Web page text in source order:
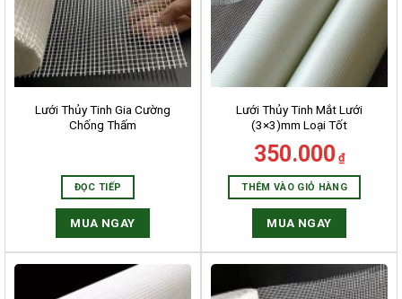
Lưới Thủy Tinh Gia Cường
Chống Thấm
ĐỌC TIẾP
MUA NGAY
Lưới Thủy Tinh Mắt Lưới
(3×3)mm Loại Tốt
350.000 ₫
THÊM VÀO GIỎ HÀNG
MUA NGAY